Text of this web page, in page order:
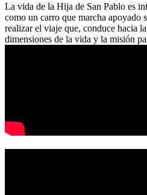
La vida de la Hija de San Pablo es
como un carro que marcha apoyado
realizar el viaje que, conduce hacia
dimensiones de la vida y la misión